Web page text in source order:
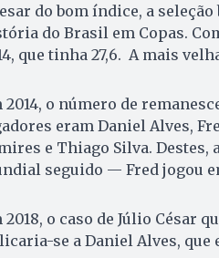
do bom índice, a
do Brasil em Copas.
que tinha 27,6. A mais
2014, o número de
eram Daniel Alves,
e Thiago Silva. Destes,
seguido — Fred jogou
2018, o caso de Júlio César
se a Daniel Alves, que